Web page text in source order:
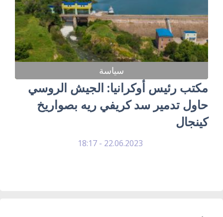
سياسة
مكتب رئيس أوكرانيا: الجيش الروسي
حاول تدمير سد كريفي ريه بصواريخ
كينجال
22.06.2023 - 18:17